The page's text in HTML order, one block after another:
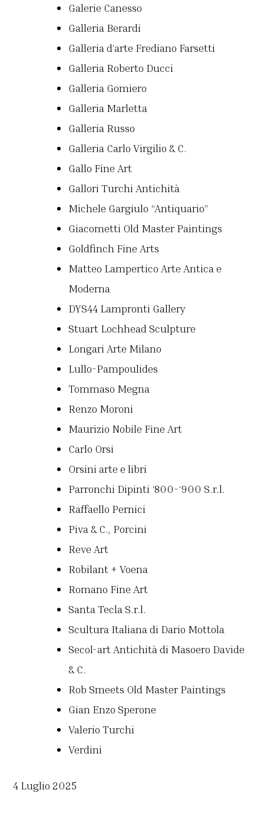
Galerie Canesso
Galleria Berardi
Galleria d’arte Frediano Farsetti
Galleria Roberto Ducci
Galleria Gomiero
Galleria Marletta
Galleria Russo
Galleria Carlo Virgilio & C.
Gallo Fine Art
Gallori Turchi Antichità
Michele Gargiulo “Antiquario”
Giacometti Old Master Paintings
Goldfinch Fine Arts
Matteo Lampertico Arte Antica e
Moderna
DYS44 Lampronti Gallery
Stuart Lochhead Sculpture
Longari Arte Milano
Lullo-Pampoulides
Tommaso Megna
Renzo Moroni
Maurizio Nobile Fine Art
Carlo Orsi
Orsini arte e libri
Parronchi Dipinti ‘800-‘900 S.r.l.
Raffaello Pernici
Piva & C., Porcini
Reve Art
Robilant + Voena
Romano Fine Art
Santa Tecla S.r.l.
Scultura Italiana di Dario Mottola
Secol-art Antichità di Masoero Davide
& C.
Rob Smeets Old Master Paintings
Gian Enzo Sperone
Valerio Turchi
Verdini
4 Luglio 2025